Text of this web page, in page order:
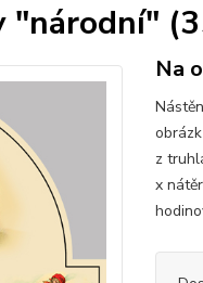
"národní"
Na
z
x